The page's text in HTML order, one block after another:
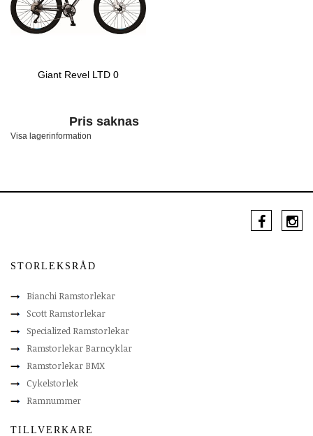
Giant Revel LTD 0
Pris saknas
Visa lagerinformation
STORLEKSRÅD
Bianchi Ramstorlekar
Scott Ramstorlekar
Specialized Ramstorlekar
Ramstorlekar Barncyklar
Ramstorlekar BMX
Cykelstorlek
Ramnummer
TILLVERKARE